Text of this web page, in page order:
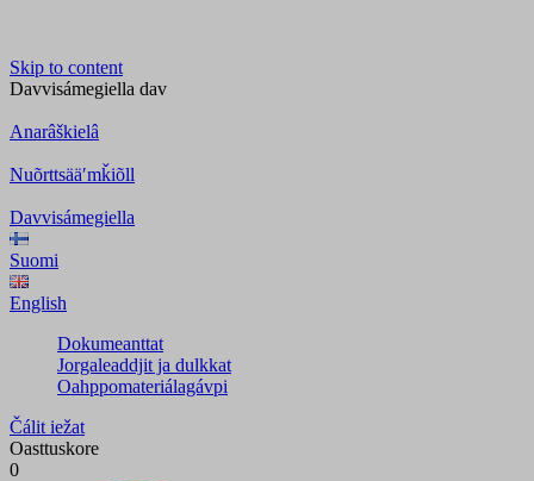
Skip to content
Davvisámegiella dav
Anarâškielâ
Nuõrttsääʹmǩiõll
Davvisámegiella
Suomi
English
Dokumeanttat
Jorgaleaddjit ja dulkkat
Oahppomateriálagávpi
Čálit iežat
Oasttuskore
0